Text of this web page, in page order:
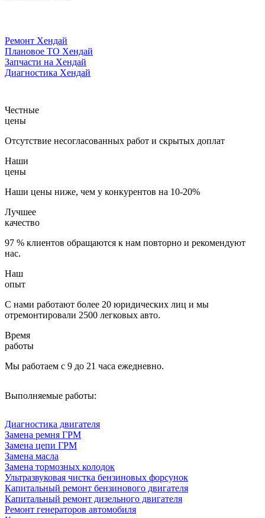
Ремонт Хендай
Плановое ТО Хендай
Запчасти на Хендай
Диагностика Хендай
Честные
цены
Отсутствие несогласованных работ и скрытых доплат
Наши
цены
Наши цены ниже, чем у конкурентов на 10-20%
Лучшее
качество
97 % клиентов обращаются к нам повторно и рекомендуют
нас.
Наш
опыт
С нами работают более 20 юридических лиц и мы
отремонтировали 2500 легковых авто.
Время
работы
Мы работаем с 9 до 21 часа ежедневно.
Выполняемые работы:
Диагностика двигателя
Замена ремня ГРМ
Замена цепи ГРМ
Замена масла
Замена тормозных колодок
Ультразвуковая чистка бензиновых форсунок
Капитальный ремонт бензинового двигателя
Капитальный ремонт дизельного двигателя
Ремонт генераторов автомобиля